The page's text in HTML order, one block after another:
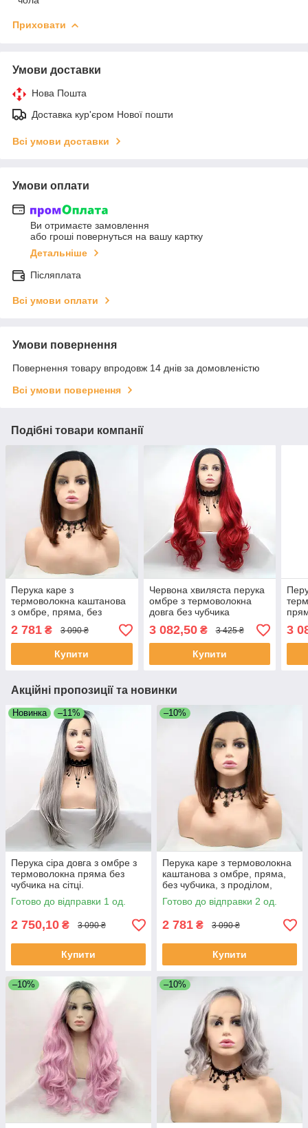
Приховати
Умови доставки
Нова Пошта
Доставка кур'єром Нової пошти
Всі умови доставки
Умови оплати
Ви отримаєте замовлення
або гроші повернуться на вашу картку
Детальніше
Післяплата
Всі умови оплати
Умови повернення
Повернення товару впродовж 14 днів за домовленістю
Всі умови повернення
Подібні товари компанії
Перука каре з
термоволокна каштанова
з омбре, пряма, без
середня довжина
2 781 ₴ 3 090 ₴
Купити
Червона хвиляста перука
омбре з термоволокна
довга без чубчика
3 082,50₴ 3 425 ₴
Купити
3
Акційні пропозиції та новинки
Новинка –11%
Перука сіра довга з омбре з
термоволокна пряма без
чубчика на сітці.
Готово до відправки 1 од.
2 750,10 ₴ 3 090 ₴
Купити
–10%
Перука каре з термоволокна
каштанова з омбре, пряма,
без чубчика, з проділом,
середня довжина
Готово до відправки 2 од.
2 781 ₴ 3 090 ₴
Купити
–10% –10%